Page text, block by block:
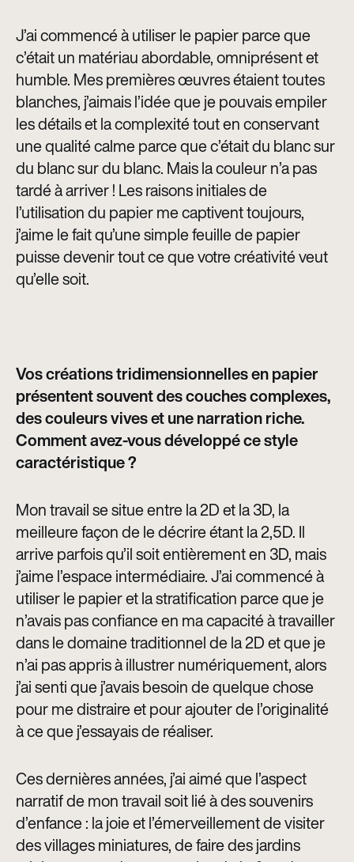
J’ai commencé à utiliser le papier parce que
c’était un matériau abordable, omniprésent et
humble. Mes premières œuvres étaient toutes
blanches, j’aimais l’idée que je pouvais empiler
les détails et la complexité tout en conservant
une qualité calme parce que c’était du blanc sur
du blanc sur du blanc. Mais la couleur n’a pas
tardé à arriver ! Les raisons initiales de
l’utilisation du papier me captivent toujours,
j’aime le fait qu’une simple feuille de papier
puisse devenir tout ce que votre créativité veut
qu’elle soit.
Vos créations tridimensionnelles en papier
présentent souvent des couches complexes,
des couleurs vives et une narration riche.
Comment avez-vous développé ce style
caractéristique ?
Mon travail se situe entre la 2D et la 3D, la
meilleure façon de le décrire étant la 2,5D. Il
arrive parfois qu’il soit entièrement en 3D, mais
j’aime l’espace intermédiaire. J’ai commencé à
utiliser le papier et la stratification parce que je
n’avais pas confiance en ma capacité à travailler
dans le domaine traditionnel de la 2D et que je
n’ai pas appris à illustrer numériquement, alors
j’ai senti que j’avais besoin de quelque chose
pour me distraire et pour ajouter de l’originalité
à ce que j’essayais de réaliser.
Ces dernières années, j’ai aimé que l’aspect
narratif de mon travail soit lié à des souvenirs
d’enfance : la joie et l’émerveillement de visiter
des villages miniatures, de faire des jardins